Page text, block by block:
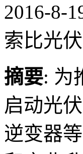
2016-8-
索比光
摘要: 为
启动光
逆变器